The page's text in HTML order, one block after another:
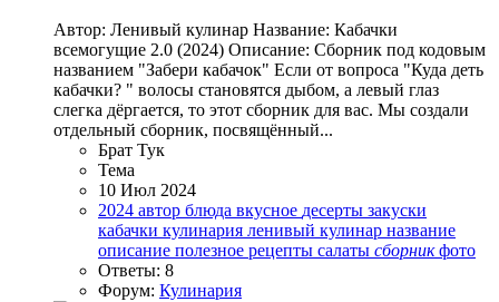
Автор: Ленивый кулинар Название: Кабачки
всемогущие 2.0 (2024) Описание: Сборник под кодовым
названием "Забери кабачок" Если от вопроса "Куда деть
кабачки? " волосы становятся дыбом, а левый глаз
слегка дёргается, то этот сборник для вас. Мы создали
отдельный сборник, посвящённый...
Брат Тук
Тема
10 Июл 2024
2024 автор блюда вкусное десерты закуски
кабачки кулинария ленивый кулинар название
описание полезное рецепты салаты сборник фото
Ответы: 8
Форум: Кулинария